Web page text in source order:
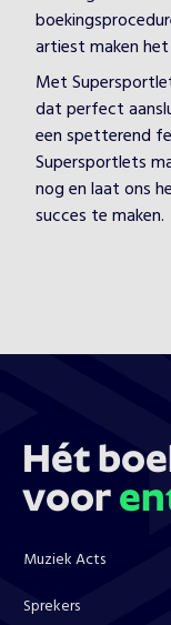
artiest maken het
Met
dat perfect
een spetterend
Supersportlets
nog en laat ons
succes te maken.
Hét
voor
Muziek Acts
Sprekers